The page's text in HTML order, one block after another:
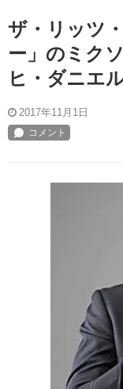
ザ・リッツ
ー」のミク
ヒ・ダニエ
2017年11月1日